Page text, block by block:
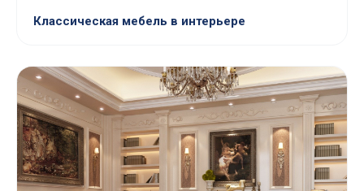
Классическая мебель в интерьере